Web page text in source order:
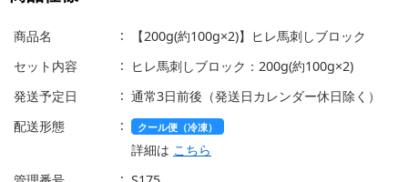
商品名
【200g(約100g×2)】ヒレ馬刺しブロック
セット内容
ヒレ馬刺しブロック：200g(約100g×2)
発送予定日
通常3日前後（発送日カレンダー休日除く）
配送形態
クール便（冷凍）
詳細は こちら